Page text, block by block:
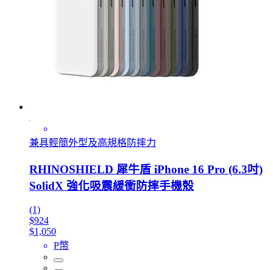
兼具輕簡外型及高規格防摔力
RHINOSHIELD 犀牛盾 iPhone 16 Pro (6.3吋)
SolidX 強化吸震緩衝防摔手機殼
(1)
$924
$1,050
P幣